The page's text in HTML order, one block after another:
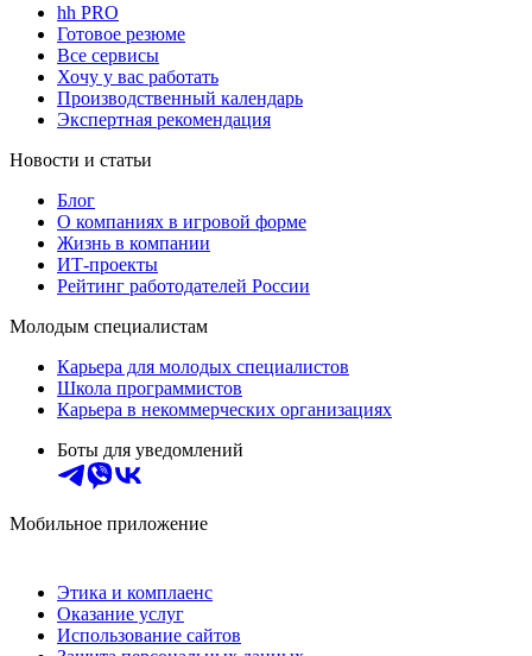
hh PRO
Готовое резюме
Все сервисы
Хочу у вас работать
Производственный календарь
Экспертная рекомендация
Новости и статьи
Блог
О компаниях в игровой форме
Жизнь в компании
ИТ-проекты
Рейтинг работодателей России
Молодым специалистам
Карьера для молодых специалистов
Школа программистов
Карьера в некоммерческих организациях
Боты для уведомлений
Мобильное приложение
Этика и комплаенс
Оказание услуг
Использование сайтов